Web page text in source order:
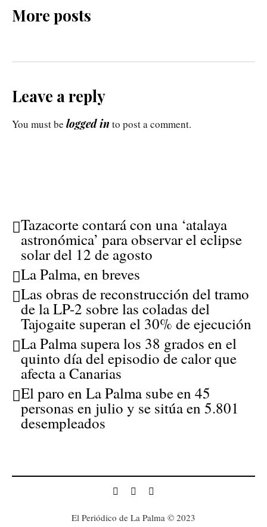
More posts
Leave a reply
You must be logged in to post a comment.
Tazacorte contará con una ‘atalaya
astronómica’ para observar el eclipse
solar del 12 de agosto
La Palma, en breves
Las obras de reconstrucción del tramo
de la LP-2 sobre las coladas del
Tajogaite superan el 30% de ejecución
La Palma supera los 38 grados en el
quinto día del episodio de calor que
afecta a Canarias
El paro en La Palma sube en 45
personas en julio y se sitúa en 5.801
desempleados
El Periódico de La Palma © 2023